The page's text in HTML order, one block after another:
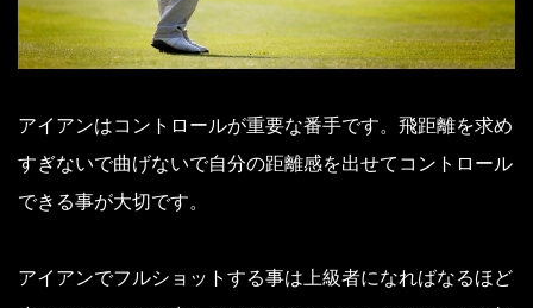
アイアンはコントロールが重要な番手です。飛距離を求め
すぎないで曲げないで自分の距離感を出せてコントロール
できる事が大切です。
アイアンでフルショットする事は上級者になればなるほど